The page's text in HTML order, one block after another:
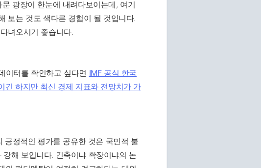
광장이 한눈에 내려다보이는데, 여기
보는 것도 색다른 경험이 될 것입니다.
녀오시기 좋습니다.
이터를 확인하고 싶다면 IMF 공식 한국
긴 하지만 최신 경제 지표와 전망치가 가
긍정적인 평가를 공유한 것은 국민적 불
해 보입니다. 긴축이냐 확장이냐의 논